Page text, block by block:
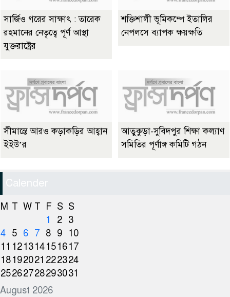
সার্জিও গরের সাক্ষাৎ : তারেক
রহমানের নেতৃত্বে পূর্ণ আস্থা
যুক্তরাষ্ট্রের
শক্তিশালী ভূমিকম্পে ইতালির
নেপলসে ব্যাপক ক্ষয়ক্ষতি
সীমান্তে আরও কড়াকড়ির আহ্বান
ইইউ’র
আতুকুড়া-সুবিদপুর শিক্ষা কল্যাণ
সমিতির পূর্ণাঙ্গ কমিটি গঠন
Calender
August 2026
M T W T F S S
1
2 3
4 5 6 7 8 9
10
11 121314151617
18192021 222324
25262728293031